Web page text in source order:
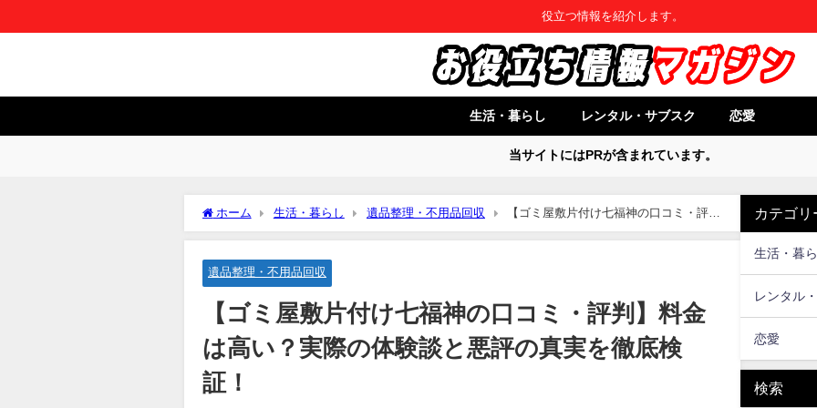
役立つ情報を紹介します。
生活・暮らし レンタル・サブスク 恋愛
当サイトにはPRが含まれています。
ホーム 生活・暮らし 遺品整理・不用品回収
【ゴミ屋敷片付け七福神の口コミ・評
判】料金は高い？実際の体験談と悪評の真実を徹底検証！
遺品整理・不用品回収
【ゴミ屋敷片付け七福神の口コミ・評判】料金
は高い？実際の体験談と悪評の真実を徹底検
証！
カテゴリ
生活・暮
レンタル
恋愛
検索